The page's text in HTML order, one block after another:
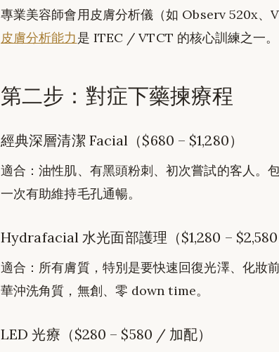
專業美容師會用皮膚分析儀（如 Observ 520x、
皮膚分析能力是 ITEC / VTCT 的核心訓練之一。
第二步：對症下藥揀療程
經典深層清潔 Facial（$680 – $1,280）
適合：油性肌、有黑頭粉刺、初次嘗試的客人。
一次有助維持毛孔通暢。
Hydrafacial 水光面部護理（$1,280 – $2,580
適合：所有膚質，特別是要快速回復光澤、化妝
華沖洗角質，無創、零 down time。
LED 光療（$280 – $580 / 加配）